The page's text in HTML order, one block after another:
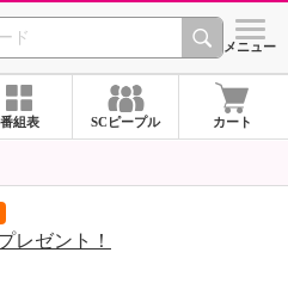
CHANNEL シメニュー
番組表 SCピープル カート
レゼント！